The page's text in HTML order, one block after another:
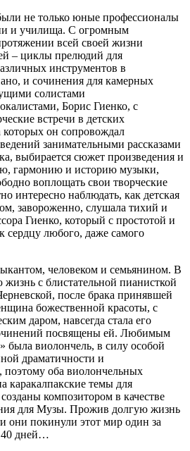
не только юные профессионалы
и училища. С огромным
всей своей жизни
– циклы прелюдий для
инструментов в
и сочинения для камерных
солистами
Борис Гиенко, с
встречи в детских
он сопровождал
занимательными рассказами
выбирается сюжет произведения и
гармонию и историю музыки,
воплощать свои творческие
интересно наблюдать, как детская
завороженно, слушала тихий и
Гиенко, который с простотой и
сердцу любого, даже самого
человеком и семьянином. В
жизнь с блистательной пианисткой
после брака принявшей
божественной красоты, с
даром, навсегда стала его
посвящены ей. Любимым
виолончель, в силу особой
драматичности и
поэтому оба виолончельных
каракалпакские темы для
композитором в качестве
для Музы. Прожив долгую жизнь
они покинули этот мир один за
40 дней…